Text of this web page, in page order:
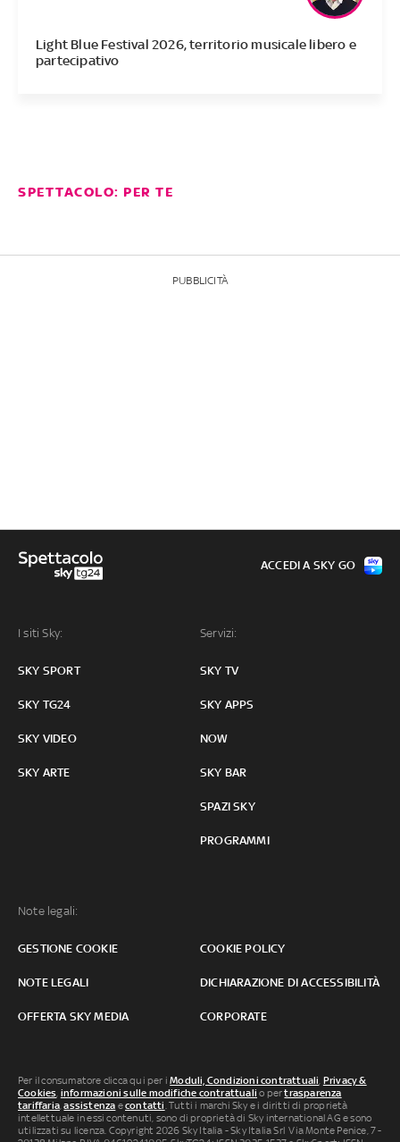
Light Blue Festival 2026, territorio musicale libero e
partecipativo
SPETTACOLO: PER TE
PUBBLICITÀ
I siti Sky:
SKY SPORT
SKY TG24
SKY VIDEO
SKY ARTE
Servizi:
SKY TV
SKY APPS
NOW
SKY BAR
SPAZI SKY
PROGRAMMI
Note legali:
GESTIONE COOKIE COOKIE POLICY
NOTE LEGALI DICHIARAZIONE DI ACCESSIBILITÀ
OFFERTA SKY MEDIA CORPORATE
ACCEDI A SKY GO
Per il consumatore clicca qui per iModuli, Condizioni contrattuali, Privacy &
Cookies, informazioni sulle modifiche contrattuali o pertrasparenza
tariffaria,assistenza econtatti. Tutti i marchi Sky e i diritti di proprietà
intellettuale in essi contenuti, sono di proprietà di Sky international AG e sono
utilizzati su licenza. Copyright 2026 Sky Italia - Sky Italia Srl Via Monte Penice, 7 -